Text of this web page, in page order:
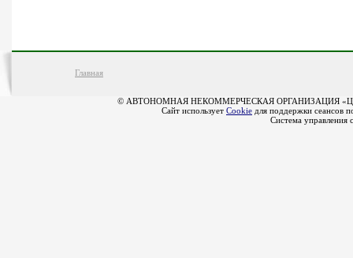
Главная
© АВТОНОМНАЯ НЕКОММЕРЧЕСКАЯ ОРГАНИЗАЦИЯ
Сайт использует Cookie для поддержки сеансов
Система управления